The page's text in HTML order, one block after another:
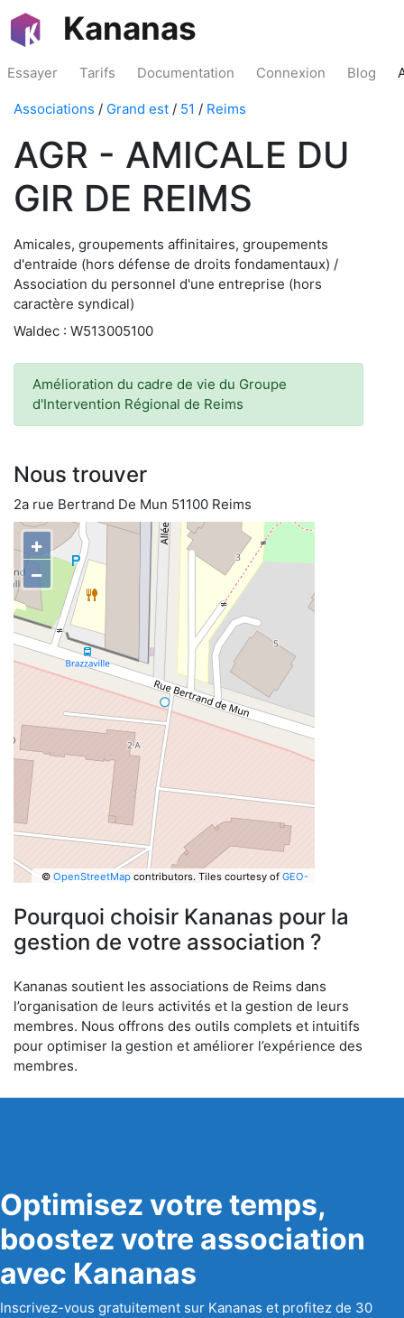
Kananas
Essayer Tarifs Documentation Connexion Blog
Associations / Grand est / 51 / Reims
AGR - AMICALE DU
GIR DE REIMS
Amicales, groupements affinitaires, groupements
d'entraide (hors défense de droits fondamentaux) /
Association du personnel d'une entreprise (hors
caractère syndical)
Waldec : W513005100
Amélioration du cadre de vie du Groupe
d'Intervention Régional de Reims
Nous trouver
2a rue Bertrand De Mun 51100 Reims
+
−
© OpenStreetMapcontributors. Tiles courtesy of GEO-
Pourquoi choisir Kananas pour la
gestion de votre association ?
Kananas soutient les associations de Reims dans
l’organisation de leurs activités et la gestion de leurs
membres. Nous offrons des outils complets et intuitifs
pour optimiser la gestion et améliorer l’expérience des
membres.
Optimisez votre temps,
boostez votre association
avec Kananas
Inscrivez-vous gratuitement sur Kananas et profitez de 30